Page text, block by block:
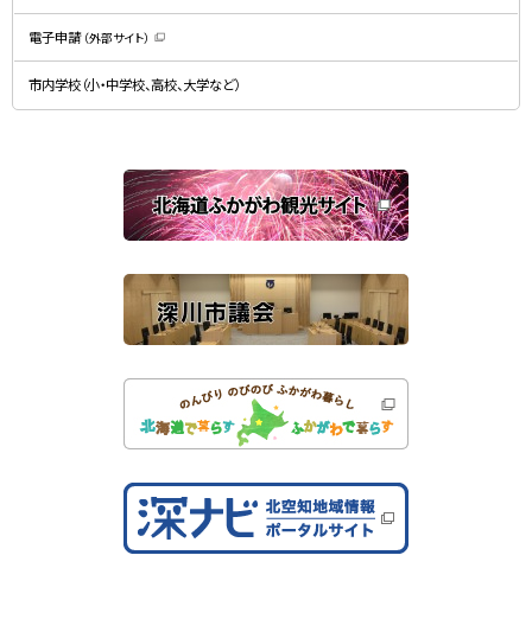
すで
す
）
電子申請 （外部サイト）
新
規
ウ
ン
開
き
ま
す
）
市内学校（小・中学校、高校、大学など）